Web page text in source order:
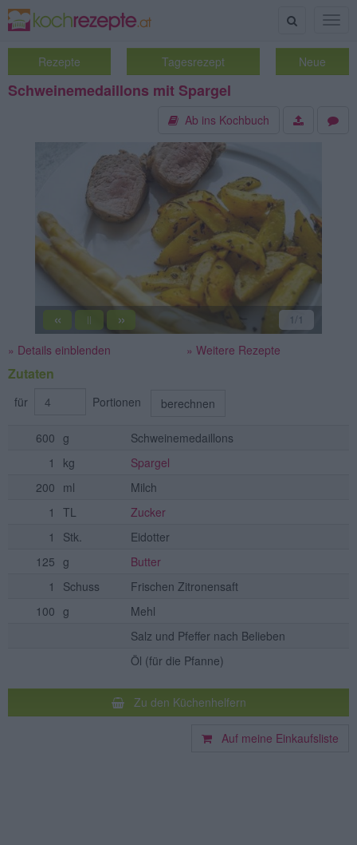
Suche
Rezepte Tagesrezept Neue
Schweinemedaillons mit Spargel
Ab ins Kochbuch
« || » 1 /1
» Details einblenden » Weitere Rezepte
Zutaten
für Portionen berechnen
600 g
Schweinemedaillons
1
kg
Spargel
200 ml
Milch
1
TL
Zucker
1
Stk.
Eidotter
125 g
Butter
1
Schuss
Frischen Zitronensaft
100 g
Mehl
Salz und Pfeffer nach Belieben
Öl (für die Pfanne)
Zu den Küchenhelfern
Auf meine Einkaufsliste